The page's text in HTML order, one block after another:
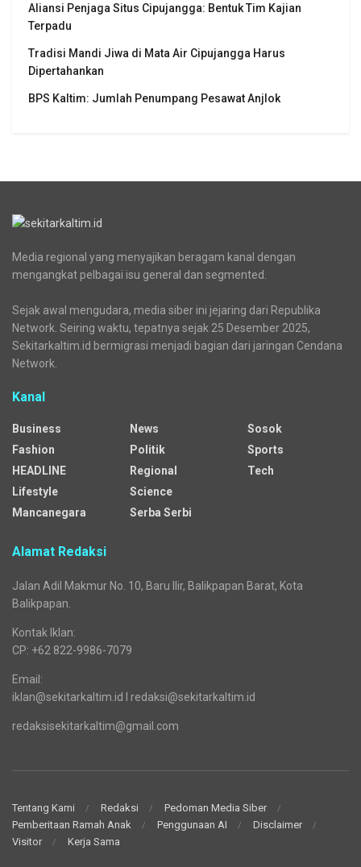
Aliansi Penjaga Situs Cipujangga: Bentuk Tim Kajian
Terpadu
Tradisi Mandi Jiwa di Mata Air Cipujangga Harus
Dipertahankan
BPS Kaltim: Jumlah Penumpang Pesawat Anjlok
Media regional yang menyajikan beragam kanal dengan
mengangkat pelbagai isu general dan segmented.
Sejak awal mengudara, media siber ini jejaring dari Republika
Network. Seiring waktu, tepatnya sejak 25 Desember 2025,
Sekitarkaltim.id bermigrasi menjadi bagian dari jaringan Cendana
Network.
Kanal
Business
Fashion
HEADLINE
Lifestyle
Mancanegara
News
Politik
Regional
Science
Serba Serbi
Sosok
Sports
Tech
Alamat Redaksi
Jalan Adil Makmur No. 10, Baru Ilir, Balikpapan Barat, Kota
Balikpapan.
Kontak Iklan:
CP: +62 822-9986-7079
Email:
iklan@sekitarkaltim.id I redaksi@sekitarkaltim.id
redaksisekitarkaltim@gmail.com
Tentang Kami Redaksi
Pedoman Media Siber
Pemberitaan Ramah Anak
Penggunaan AI
Disclaimer
Visitor
Kerja Sama